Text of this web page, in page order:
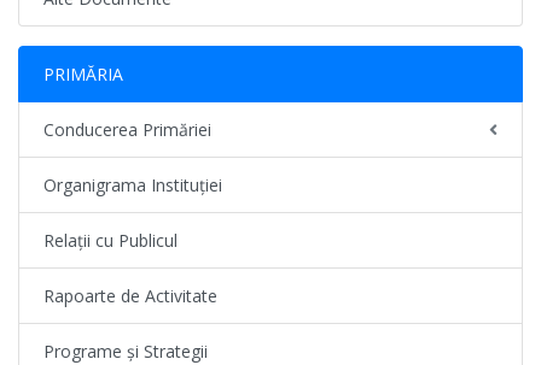
PRIMĂRIA
Conducerea Primăriei
Organigrama Instituției
Relații cu Publicul
Rapoarte de Activitate
Programe și Strategii